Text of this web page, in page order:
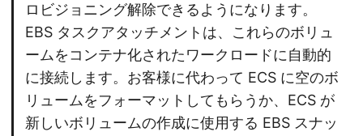
ロビジョニング解除できるようになります。
EBS タスクアタッチメントは、これらのボリュ
ームをコンテナ化されたワークロードに自動的
に接続します。お客様に代わって ECS に空のボ
リュームをフォーマットしてもらうか、ECS が
新しいボリュームの作成に使用する EBS スナッ